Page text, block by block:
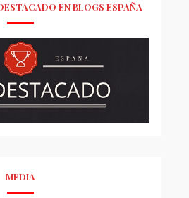
EN BLOGS ESPAÑA
MEDIA